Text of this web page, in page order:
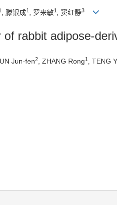
, 滕银成1 , 罗来敏1 , 窦红静3
rabbit adipose-
Jun-fen2 , ZHANG Rong1 , TENG